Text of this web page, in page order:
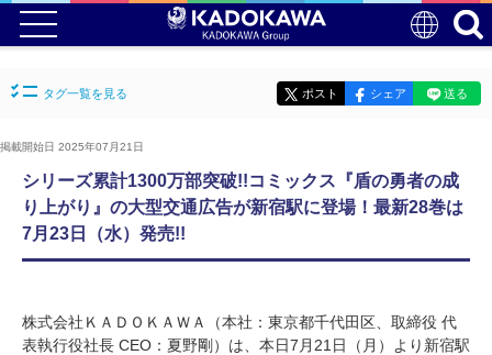
タグ一覧を見る ポスト シェア 送る
掲載開始日 2025年07月21日
シリーズ累計1300万部突破!!コミックス『盾の勇者の成
り上がり』の大型交通広告が新宿駅に登場！最新28巻は
7月23日（水）発売!!
株式会社ＫＡＤＯＫＡＷＡ（本社：東京都千代田区、取締役 代
表執行役社長 CEO：夏野剛）は、本日7月21日（月）より新宿駅